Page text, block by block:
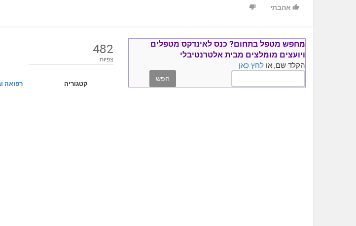
אהבתי
482
צפיות
קטגוריה רפואה
מחפש מטפל בתחום? כנס לאינדקס מטפלים
ויועצים מומלצים מבית אלטרנטיבלי
הקלד שם, או לחץ כאן